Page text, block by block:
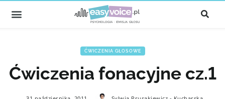
ĆWICZENIA GŁOSOWE
Ćwiczenia fonacyjne cz.1